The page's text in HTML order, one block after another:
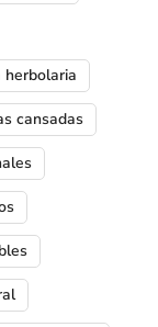
herbolaria
cansadas